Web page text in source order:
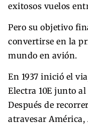
exitosos vuelos
Pero su objetivo
convertirse en la
mundo en avión.
En 1937 inició el
Electra 10E junto
Después de
atravesar